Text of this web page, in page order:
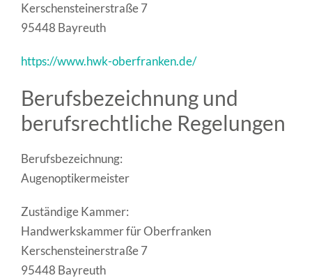
Kerschensteinerstraße 7
95448 Bayreuth
https://www.hwk-oberfranken.de/
Berufsbezeichnung und
berufsrechtliche Regelungen
Berufsbezeichnung:
Augenoptikermeister
Zuständige Kammer:
Handwerkskammer für Oberfranken
Kerschensteinerstraße 7
95448 Bayreuth